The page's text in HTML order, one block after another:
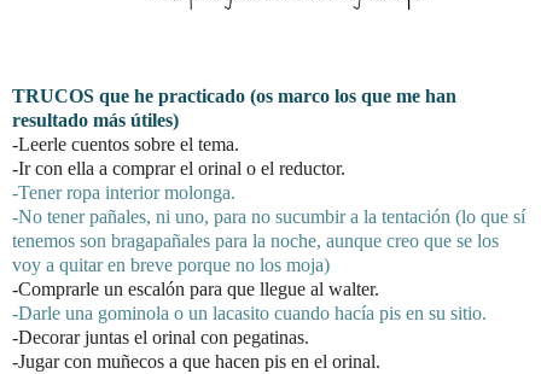
TRUCOS que he practicado (os marco los que me han
resultado más útiles)
-Leerle cuentos sobre el tema.
-Ir con ella a comprar el orinal o el reductor.
-Tener ropa interior molonga.
-No tener pañales, ni uno, para no sucumbir a la tentación (lo que sí
tenemos son bragapañales para la noche, aunque creo que se los
voy a quitar en breve porque no los moja)
-Comprarle un escalón para que llegue al walter.
-Darle una gominola o un lacasito cuando hacía pis en su sitio.
-Decorar juntas el orinal con pegatinas.
-Jugar con muñecos a que hacen pis en el orinal.